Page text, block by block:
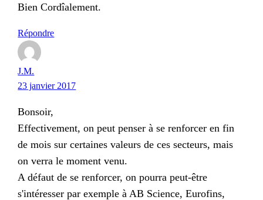
Bien Cordîalement.
Répondre
J.M.
23 janvier 2017
Bonsoir,
Effectivement, on peut penser à se renforcer en fin
de mois sur certaines valeurs de ces secteurs, mais
on verra le moment venu.
A défaut de se renforcer, on pourra peut-être
s'intéresser par exemple à AB Science, Eurofins,